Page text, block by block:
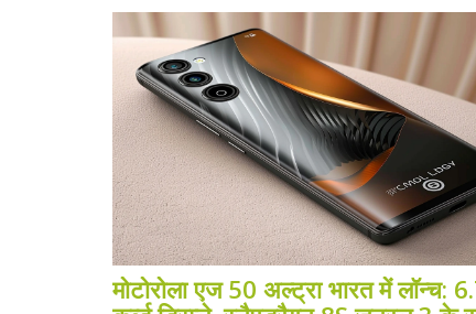
मोटोरोला एज 50 अल्ट्रा भारत में लॉन्च: